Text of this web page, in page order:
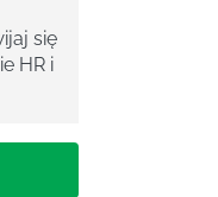
się
HR i